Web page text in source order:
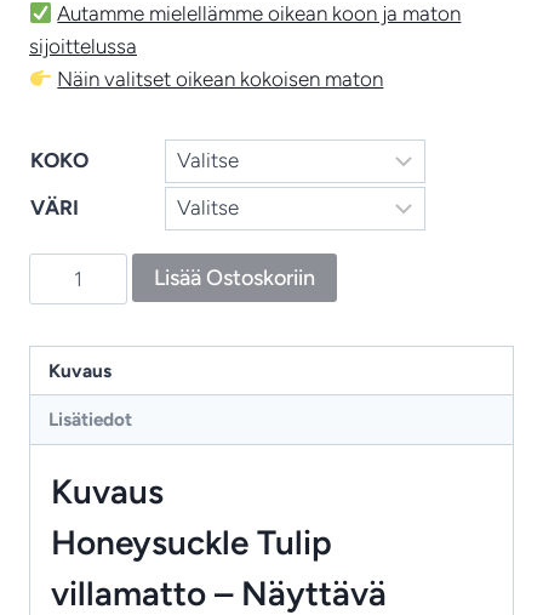
Autamme mielellämme oikean koon ja maton
sijoittelussa
Näin valitset oikean kokoisen maton
KOKO
VÄRI
Honeysuckle
&
villamatto,
ajaton
Morris
‑designmatto
harkittuun
sisustukseen
Lisää Ostoskoriin
Kuvaus
Lisätiedot
Kuvaus
Honeysuckle Tulip
villamatto – Näyttävä